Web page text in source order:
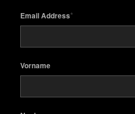
Email Address*
Vorname